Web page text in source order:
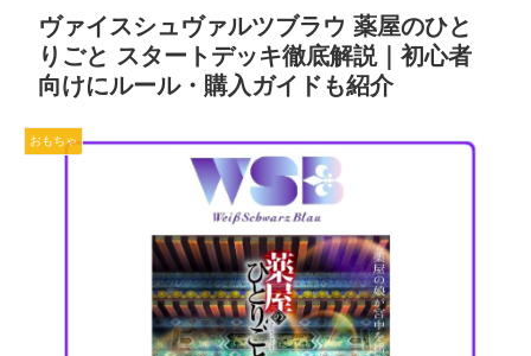
ヴァイスシュヴァルツブラウ 薬屋のひと
りごと スタートデッキ徹底解説｜初心者
向けにルール・購入ガイドも紹介
おもちゃ